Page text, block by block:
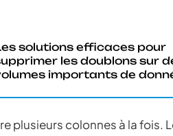
solutions efficaces pour
les doublons sur
importants de
plusieurs colonnes à la fois.